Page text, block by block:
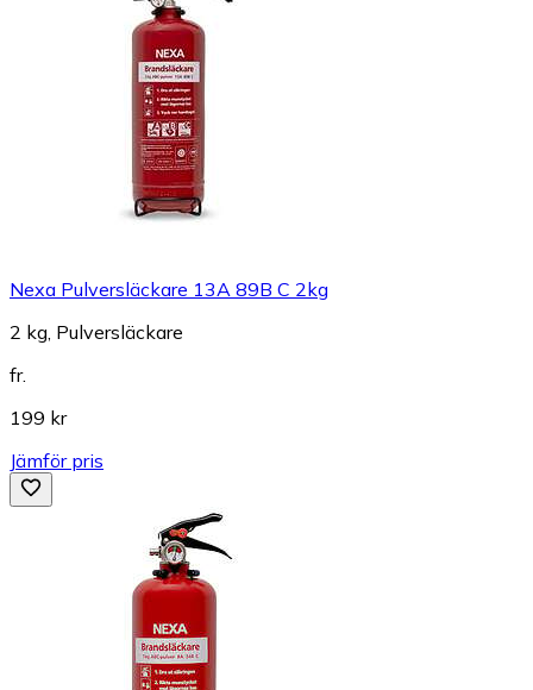
Nexa Pulversläckare 13A 89B C 2kg
2 kg, Pulversläckare
fr.
199 kr
Jämför pris